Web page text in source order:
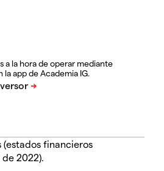
a la hora de operar mediante
app de Academia IG.
(estados financieros
2022).